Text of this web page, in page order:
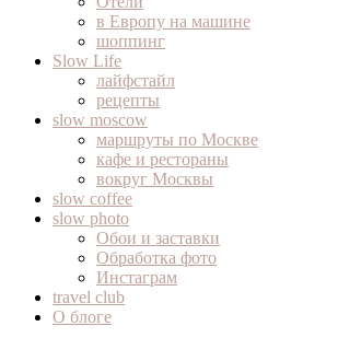
в Европу на машине
шоппинг
Slow Life
лайфстайл
рецепты
slow moscow
маршруты по Москве
кафе и рестораны
вокруг Москвы
slow coffee
slow photo
Обои и заставки
Обработка фото
Инстаграм
travel club
О блоге